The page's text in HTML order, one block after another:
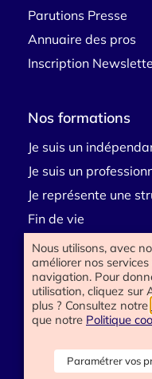
Parutions Presse
Annuaire des pros
Inscription
Nos formations
Je suis un
Je suis un
Je représente une
Fin de vie
Deuil
Handicap
E-learning
Besoin d’aide
Contactez-nous
Nous utilisons, avec
améliorer nos
navigation. Pour
utilisation, cliquez sur
plus ? Consultez notre
que notre Politique
Paramétrer vos